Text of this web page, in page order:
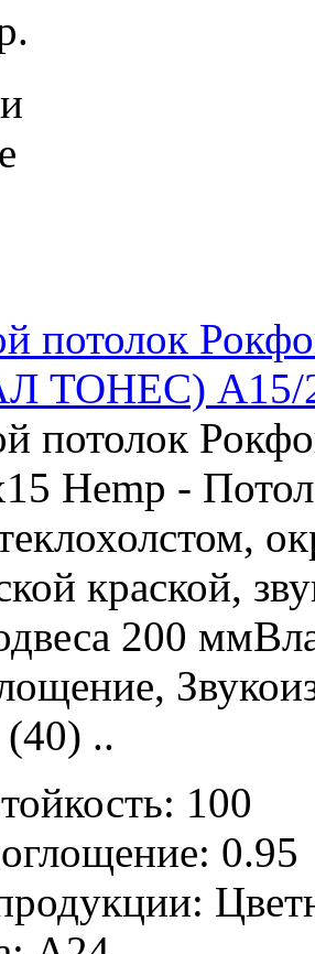
потолок
ТОНЕС) А15/
потолок
Hemp -
краской,
200
..
100
0.95